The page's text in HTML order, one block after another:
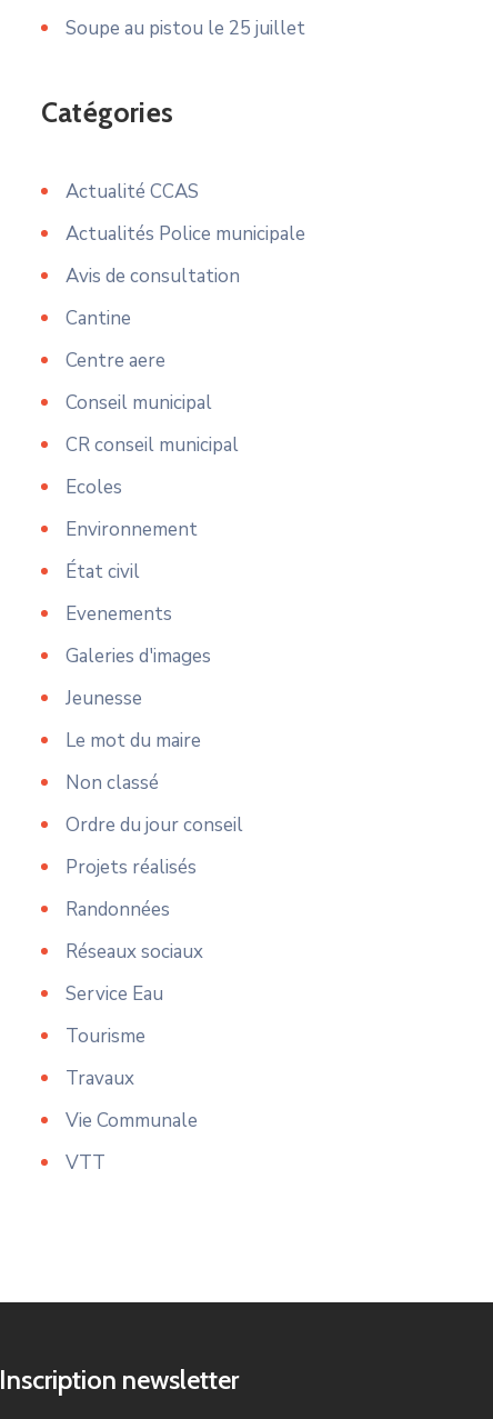
Soupe au pistou le 25 juillet
Catégories
Actualité CCAS
Actualités Police municipale
Avis de consultation
Cantine
Centre aere
Conseil municipal
CR conseil municipal
Ecoles
Environnement
État civil
Evenements
Galeries d'images
Jeunesse
Le mot du maire
Non classé
Ordre du jour conseil
Projets réalisés
Randonnées
Réseaux sociaux
Service Eau
Tourisme
Travaux
Vie Communale
VTT
Inscription newsletter